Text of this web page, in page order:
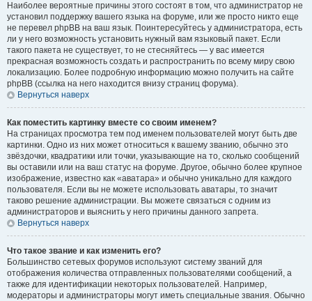
Наиболее вероятные причины этого состоят в том, что администратор не
установил поддержку вашего языка на форуме, или же просто никто еще
не перевел phpBB на ваш язык. Поинтересуйтесь у администратора, есть
ли у него возможность установить нужный вам языковый пакет. Если
такого пакета не существует, то не стесняйтесь — у вас имеется
прекрасная возможность создать и распространить по всему миру свою
локализацию. Более подробную информацию можно получить на сайте
phpBB (ссылка на него находится внизу страниц форума).
Вернуться наверх
Как поместить картинку вместе со своим именем?
На страницах просмотра тем под именем пользователей могут быть две
картинки. Одно из них может относиться к вашему званию, обычно это
звёздочки, квадратики или точки, указывающие на то, сколько сообщений
вы оставили или на ваш статус на форуме. Другое, обычно более крупное
изображение, известно как «аватара» и обычно уникально для каждого
пользователя. Если вы не можете использовать аватары, то значит
таково решение администрации. Вы можете связаться с одним из
администраторов и выяснить у него причины данного запрета.
Вернуться наверх
Что такое звание и как изменить его?
Большинство сетевых форумов используют систему званий для
отображения количества отправленных пользователями сообщений, а
также для идентификации некоторых пользователей. Например,
модераторы и администраторы могут иметь специальные звания. Обычно